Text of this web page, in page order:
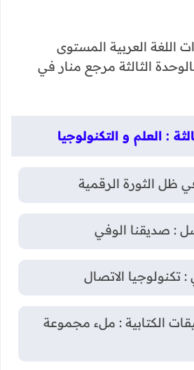
اللغة العربية المستوى
الثالثة مرجع منار في
: العلم و التكنولوجيا
ظل الثورة الرقمية
: صديقنا الوفي
تكنولوجيا الاتصال
الكتابية : ملء مجموعة